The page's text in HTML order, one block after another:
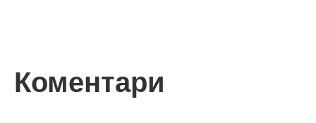
Коментари